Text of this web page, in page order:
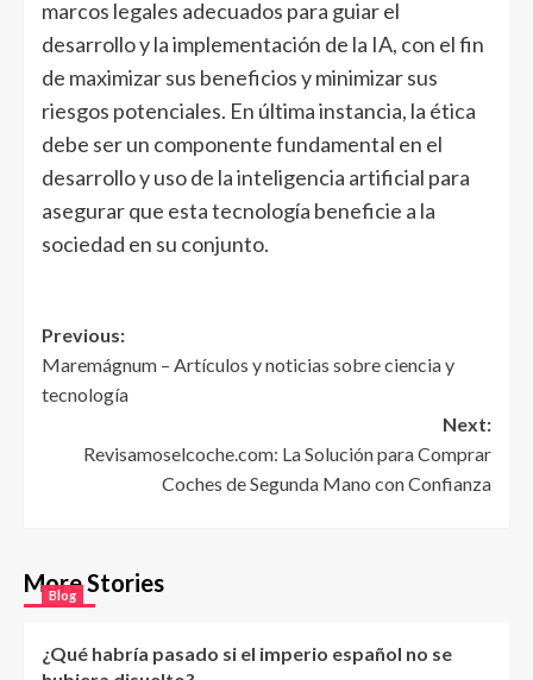
marcos legales adecuados para guiar el
desarrollo y la implementación de la IA, con el fin
de maximizar sus beneficios y minimizar sus
riesgos potenciales. En última instancia, la ética
debe ser un componente fundamental en el
desarrollo y uso de la inteligencia artificial para
asegurar que esta tecnología beneficie a la
sociedad en su conjunto.
Post
navigation
Previous:
Maremágnum – Artículos y noticias sobre ciencia y
tecnología
Next:
Revisamoselcoche.com: La Solución para Comprar
Coches de Segunda Mano con Confianza
More Stories
Blog
¿Qué habría pasado si el imperio español no se